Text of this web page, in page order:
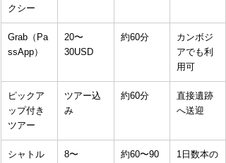
クシー
Grab（Pa
ssApp）
20〜
30USD
約60分
カンボジ
アでも利
用可
ピックア
ップ付き
ツアー
ツアー込
み
約60分
直接遺跡
へ送迎
シャトル
8〜
約60〜90
1日数本の